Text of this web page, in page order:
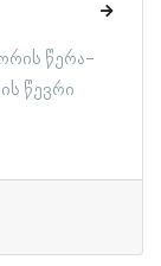
წერა-
წევრი